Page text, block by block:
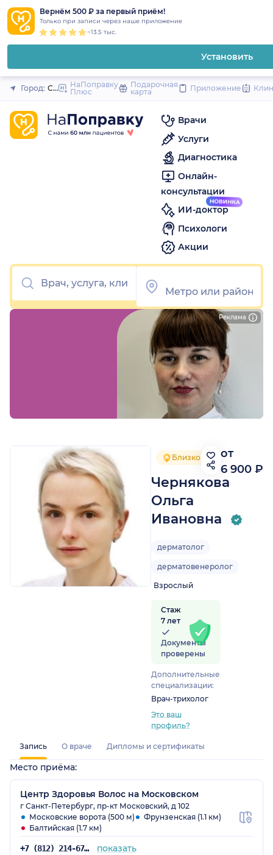
Вернём 500 ₽ за первый приём!
Только при записи через наше приложение
~13.5 тыс.
Установить
Закрыть
Город: Санкт-Петербург
НаПоправку
Плюс
Подарочная
карта
Приложение
Врачи
Услуги
Диагностика
Онлайн-
консультации
ИИ-доктор
Психологи
Акции
Близко от метро
Чернякова
Ольга
Ивановна
дерматолог
дерматовенеролог
Взрослый
Стаж
7 лет
Документы
проверены
Дополнительные
специализации:
Врач-трихолог
Это ваш
профиль?
от
6 900 ₽
Реклама
Запись О враче Дипломы и сертификаты
Место приёма:
Центр Здоровья Волос на Московском
г Санкт-Петербург, пр-кт Московский, д 102
Московские ворота (500 м)
Фрунзенская (1.1 км)
Балтийская (1.7 км)
+7 (812) 214-67-32 показать